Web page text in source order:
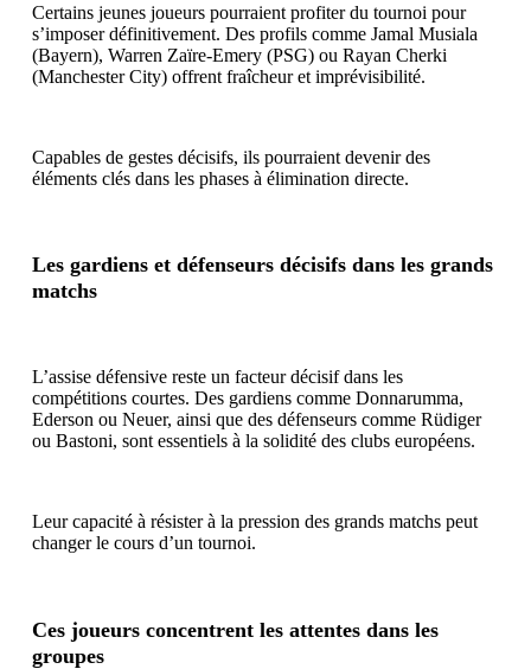
Certains jeunes joueurs pourraient profiter du tournoi pour
s’imposer définitivement. Des profils comme Jamal Musiala
(Bayern), Warren Zaïre-Emery (PSG) ou Rayan Cherki
(Manchester City) offrent fraîcheur et imprévisibilité.
Capables de gestes décisifs, ils pourraient devenir des
éléments clés dans les phases à élimination directe.
Les gardiens et défenseurs décisifs dans les grands
matchs
L’assise défensive reste un facteur décisif dans les
compétitions courtes. Des gardiens comme Donnarumma,
Ederson ou Neuer, ainsi que des défenseurs comme Rüdiger
ou Bastoni, sont essentiels à la solidité des clubs européens.
Leur capacité à résister à la pression des grands matchs peut
changer le cours d’un tournoi.
Ces joueurs concentrent les attentes dans les
groupes